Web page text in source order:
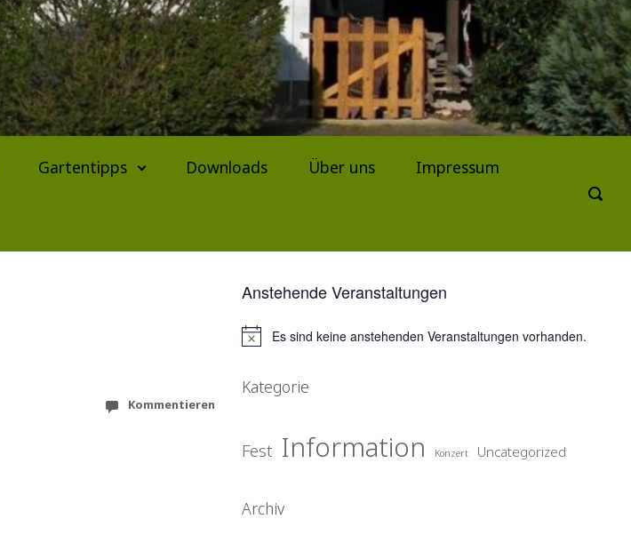
Gartentipps Downloads Über uns Impressum
Kommentieren
Anstehende Veranstaltungen
H
w
s
Es sind keine anstehenden Veranstaltungen vorhanden.
Kategorie
Fest Information Konzert Uncategorized
Archiv